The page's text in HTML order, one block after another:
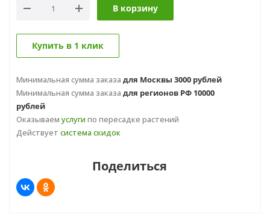
В корзину
Купить в 1 клик
Минимальная сумма заказа для Москвы 3000 рублей
Минимальная сумма заказа для регионов РФ 10000
рублей
Оказываем услуги по пересадке растений
Действует система скидок
Поделиться